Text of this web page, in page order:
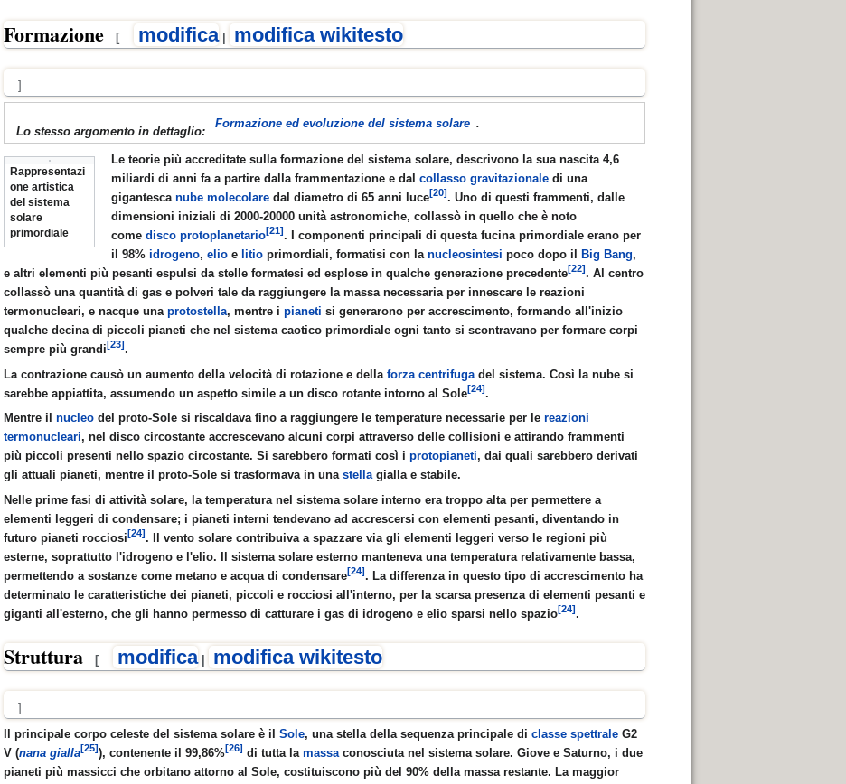
INSEGNATE
filmato
CAVA
della TERRA CAVA
gli Angeli
della razza umana
MONDO
DEI
Formazione [ modifica| modifica wikitesto
]
Lo stesso argomento in dettaglio:
Formazione ed evoluzione del sistema solare .
Rappresentazi
one artistica
del sistema
solare
primordiale
Le teorie più accreditate sulla formazione del sistema solare, descrivono la sua nascita 4,6
miliardi di anni fa a partire dalla frammentazione e dalcollasso gravitazionale di una
gigantescanube molecolare dal diametro di 65 anni luce[20]. Uno di questi frammenti, dalle
dimensioni iniziali di 2000-20000 unità astronomiche, collassò in quello che è noto
comedisco protoplanetario[21]. I componenti principali di questa fucina primordiale erano per
il 98%idrogeno,elio e litio primordiali, formatisi con lanucleosintesi poco dopo il Big Bang,
e altri elementi più pesanti espulsi da stelle formatesi ed esplose in qualche generazione precedente[22]. Al centro
collassò una quantità di gas e polveri tale da raggiungere la massa necessaria per innescare le reazioni
termonucleari, e nacque una protostella, mentre i pianeti si generarono per accrescimento, formando all'inizio
qualche decina di piccoli pianeti che nel sistema caotico primordiale ogni tanto si scontravano per formare corpi
sempre più grandi[23].
La contrazione causò un aumento della velocità di rotazione e della forza centrifuga del sistema. Così la nube si
sarebbe appiattita, assumendo un aspetto simile a un disco rotante intorno al Sole[24].
Mentre il nucleo del proto-Sole si riscaldava fino a raggiungere le temperature necessarie per le reazioni
termonucleari, nel disco circostante accrescevano alcuni corpi attraverso delle collisioni e attirando frammenti
più piccoli presenti nello spazio circostante. Si sarebbero formati così i protopianeti, dai quali sarebbero derivati
gli attuali pianeti, mentre il proto-Sole si trasformava in una stellagialla e stabile.
Nelle prime fasi di attività solare, la temperatura nel sistema solare interno era troppo alta per permettere a
elementi leggeri di condensare; i pianeti interni tendevano ad accrescersi con elementi pesanti, diventando in
futuro pianeti rocciosi[24]. Il vento solare contribuiva a spazzare via gli elementi leggeri verso le regioni più
esterne, soprattutto l'idrogeno e l'elio. Il sistema solare esterno manteneva una temperatura relativamente bassa,
permettendo a sostanze come metano e acqua di condensare[24]. La differenza in questo tipo di accrescimento ha
determinato le caratteristiche dei pianeti, piccoli e rocciosi all'interno, per la scarsa presenza di elementi pesanti e
giganti all'esterno, che gli hanno permesso di catturare i gas di idrogeno e elio sparsi nello spazio[24].
Struttura [ modifica| modifica wikitesto
]
Il principale corpo celeste del sistema solare è il Sole, una stella della sequenza principale di classe spettrale G2
V (nana gialla[25]), contenente il 99,86%[26] di tutta la massaconosciuta nel sistema solare. Giove e Saturno, i due
pianeti più massicci che orbitano attorno al Sole, costituiscono più del 90% della massa restante. La maggior